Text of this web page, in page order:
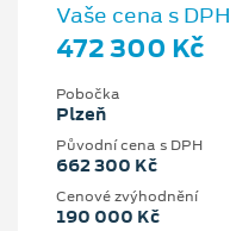
Vaše cena s DPH
472 300 Kč
Pobočka
Plzeň
Původní cena s DPH
662 300 Kč
Cenové zvýhodnění
190 000 Kč